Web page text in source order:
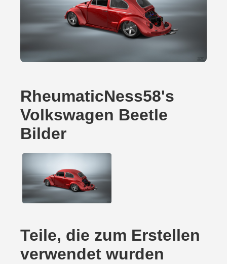
RheumaticNess58's
Volkswagen Beetle
Bilder
Teile, die zum Erstellen
verwendet wurden